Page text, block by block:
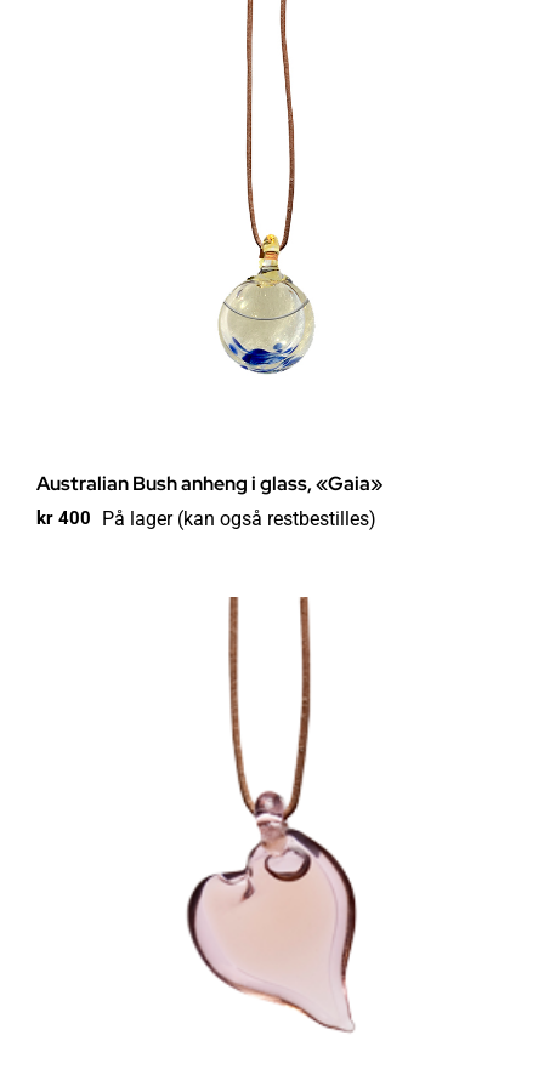
Australian Bush anheng i glass, «Gaia»
kr 400 På lager (kan også restbestilles)